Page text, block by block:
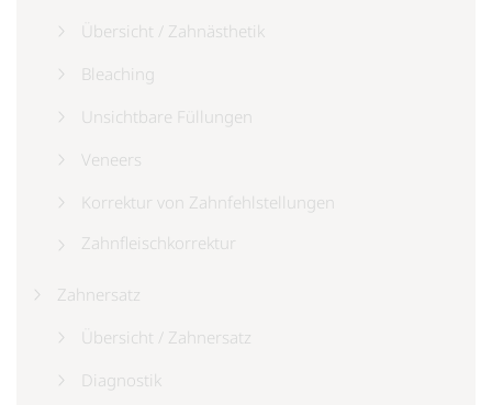
Übersicht / Zahnästhetik
Bleaching
Unsichtbare Füllungen
Veneers
Korrektur von Zahnfehlstellungen
Zahnfleischkorrektur
Zahnersatz
Übersicht / Zahnersatz
Diagnostik